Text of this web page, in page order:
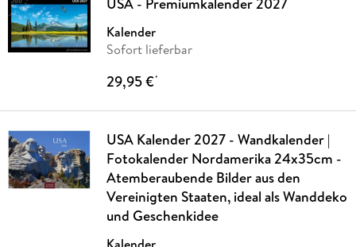
Kalender
Sofort lieferbar
29,95 €*
USA Kalender 2027 - Wandkalender |
Fotokalender Nordamerika 24x35cm -
Atemberaubende Bilder aus den
Vereinigten Staaten, ideal als Wanddeko
und Geschenkidee